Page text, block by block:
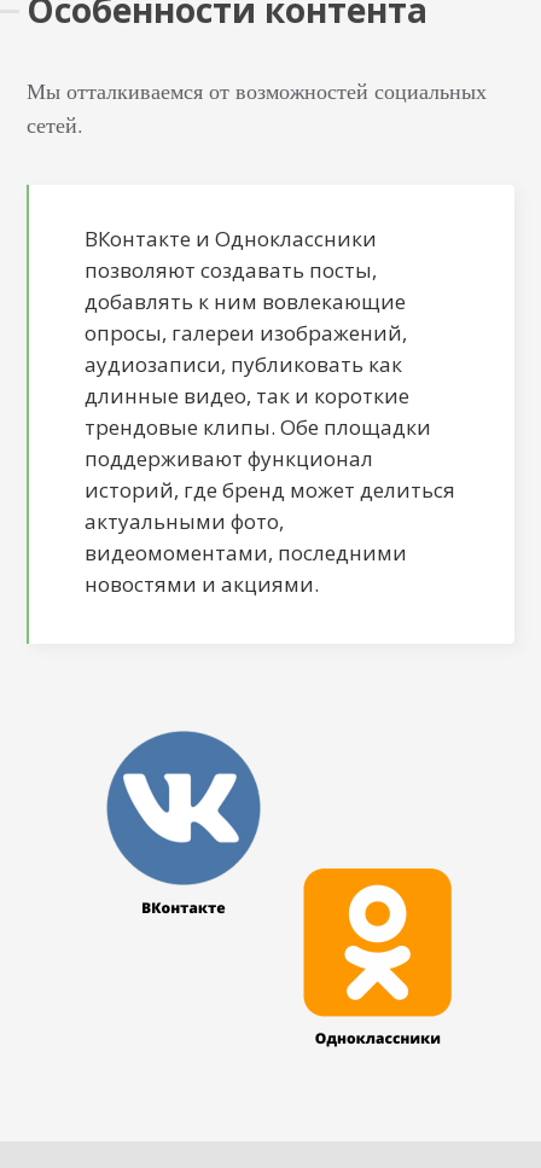
Особенности контента
Мы отталкиваемся от возможностей социальных
сетей.
ВКонтакте и Одноклассники
позволяют создавать посты,
добавлять к ним вовлекающие
опросы, галереи изображений,
аудиозаписи, публиковать как
длинные видео, так и короткие
трендовые клипы. Обе площадки
поддерживают функционал
историй, где бренд может делиться
актуальными фото,
видеомоментами, последними
новостями и акциями.